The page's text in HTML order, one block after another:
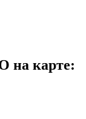
карте: